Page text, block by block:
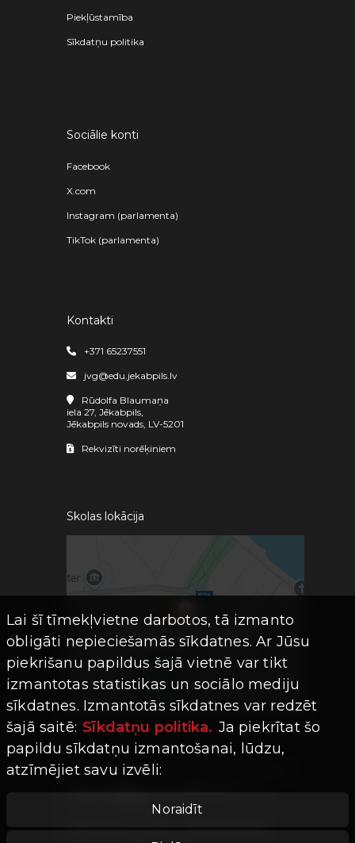
Piekļūstamība
Sīkdatņu politika
Sociālie konti
Facebook
X.com
Instagram (parlamenta)
TikTok (parlamenta)
Kontakti
+371 65237551
jvg@edu.jekabpils.lv
Rūdolfa Blaumaņa
iela 27, Jēkabpils,
Jēkabpils novads, LV-5201
Rekvizīti norēķiniem
Skolas lokācija
Lai šī tīmekļvietne darbotos, tā izmanto
obligāti nepieciešamās sīkdatnes. Ar Jūsu
piekrišanu papildus šajā vietnē var tikt
izmantotas statistikas un sociālo mediju
sīkdatnes. Izmantotās sīkdatnes var redzēt
šajā saitē: Sīkdatņu politika. Ja piekrītat šo
papildu sīkdatņu izmantošanai, lūdzu,
atzīmējiet savu izvēli:
Noraidīt